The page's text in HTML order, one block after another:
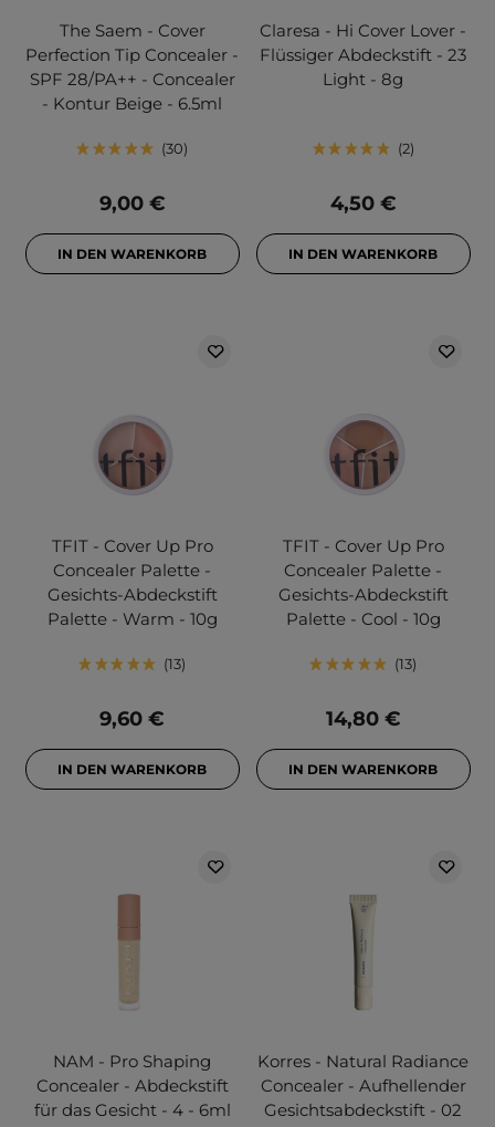
The Saem - Cover
Perfection Tip Concealer -
SPF 28/PA++ - Concealer
- Kontur Beige - 6.5ml
30
9,00 €
IN DEN WARENKORB
Claresa - Hi Cover Lover -
Flüssiger Abdeckstift - 23
Light - 8g
2
4,50 €
IN DEN WARENKORB
TFIT - Cover Up Pro
Concealer Palette -
Gesichts-Abdeckstift
Palette - Warm - 10g
13
9,60 €
IN DEN WARENKORB
TFIT - Cover Up Pro
Concealer Palette -
Gesichts-Abdeckstift
Palette - Cool - 10g
13
14,80 €
IN DEN WARENKORB
NAM - Pro Shaping
Concealer - Abdeckstift
für das Gesicht - 4 - 6ml
Korres - Natural Radiance
Concealer - Aufhellender
Gesichtsabdeckstift - 02